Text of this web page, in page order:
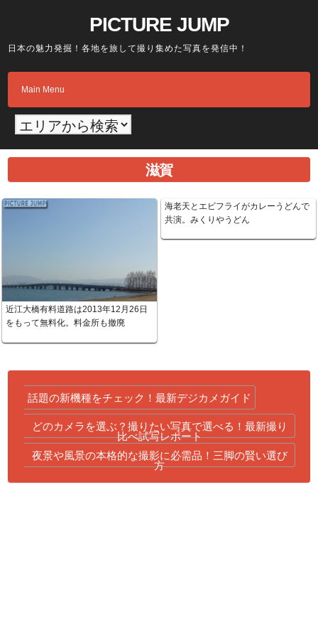
content
PICTURE JUMP
日本の魅力発掘！各地を旅して撮り集めた写真を発信中！
Main Menu
滋賀
近江大橋有料道路は2013年12月26日
をもって無料化。料金所も撤廃
海老天とエビフライがカレーうどんで
共演。みくりやうどん
話題の新機種をチェック！最新デジカメガイド
どのカメラを選ぶ？撮りたい写真で選べる！最新撮り
比べ試写レポート
夜景や風景の本格的な撮影に必需品！三脚の賢い選び
方